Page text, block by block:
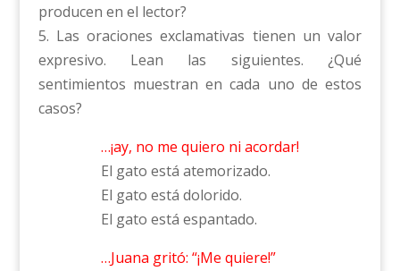
producen en el lector?
5. Las oraciones exclamativas tienen un valor
expresivo. Lean las siguientes. ¿Qué
sentimientos muestran en cada uno de estos
casos?
…¡ay, no me quiero ni acordar!
El gato está atemorizado.
El gato está dolorido.
El gato está espantado.
…Juana gritó: “¡Me quiere!”